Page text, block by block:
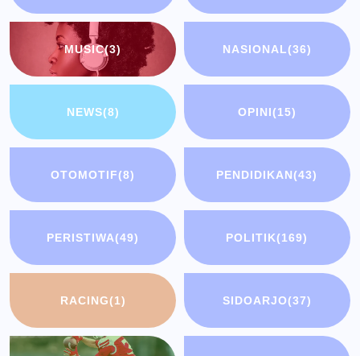
MUSIC(3) NASIONAL(36)
NEWS(8) OPINI(15)
OTOMOTIF(8) PENDIDIKAN(43)
PERISTIWA(49) POLITIK(169)
RACING(1) SIDOARJO(37)